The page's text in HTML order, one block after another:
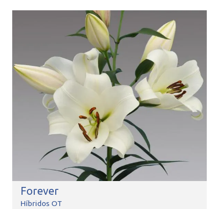
Forever
Híbridos OT